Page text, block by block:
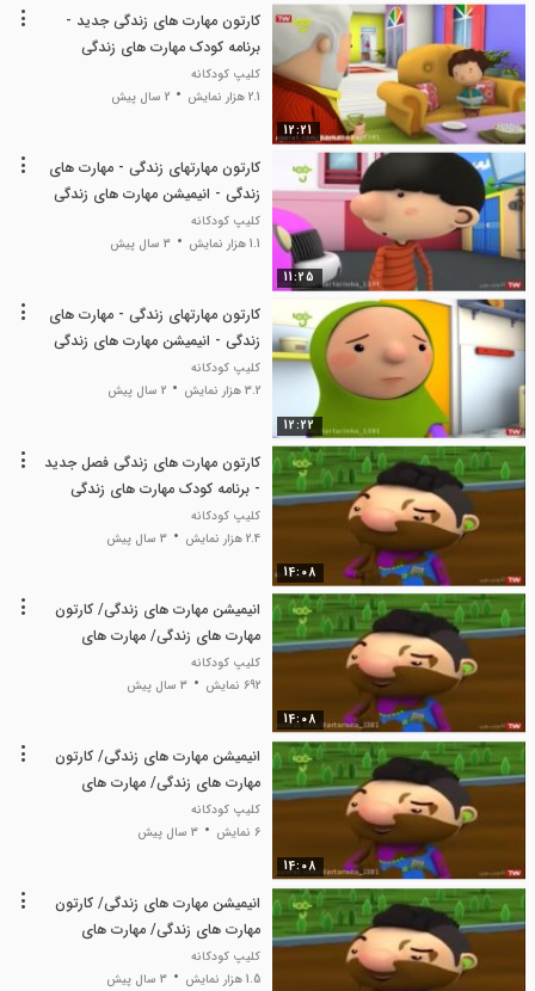
12:21
کارتون مهارت های زندگی جدید -
برنامه کودک مهارت های زندگی
کلیپ کودکانه
2.1 هزار نمایش
2 سال پیش
11:25
کارتون مهارتهای زندگی - مهارت های
زندگی - انیمیشن مهارت های زندگی
کلیپ کودکانه
1.1 هزار نمایش
3 سال پیش
12:22
کارتون مهارتهای زندگی - مهارت های
زندگی - انیمیشن مهارت های زندگی
کلیپ کودکانه
3.2 هزار نمایش
2 سال پیش
14:08
کارتون مهارت های زندگی فصل جدید
- برنامه کودک مهارت های زندگی
جدید
کلیپ کودکانه
2.4 هزار نمایش
3 سال پیش
14:08
انیمیشن مهارت های زندگی/ کارتون
مهارت های زندگی/ مهارت های
زندگی
کلیپ کودکانه
692 نمایش
3 سال پیش
14:08
انیمیشن مهارت های زندگی/ کارتون
مهارت های زندگی/ مهارت های
زندگی
کلیپ کودکانه
6 نمایش
3 سال پیش
انیمیشن مهارت های زندگی/ کارتون
مهارت های زندگی/ مهارت های
زندگی
کلیپ کودکانه
1.5 هزار نمایش
3 سال پیش